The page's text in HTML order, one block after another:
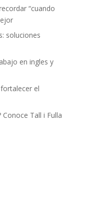
“cuando
soluciones
en ingles y
el
Conoce Tall i Fulla